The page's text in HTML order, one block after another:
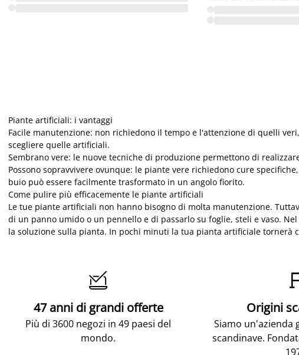
Piante artificiali: i vantaggi
Facile manutenzione: non richiedono il tempo e l'attenzione di quelli
scegliere quelle artificiali.
Sembrano vere: le nuove tecniche di produzione permettono di
Possono sopravvivere ovunque: le piante vere richiedono cure
buio può essere facilmente trasformato in un angolo fiorito.
Come pulire più efficacemente le piante artificiali
Le tue piante artificiali non hanno bisogno di molta manutenzione.
di un panno umido o un pennello e di passarlo su foglie, steli e vaso.
la soluzione sulla pianta. In pochi minuti la tua pianta artificiale tornerà

47 anni di grandi offerte
Più di 3600 negozi in 49 paesi del
mondo.
Origini
Siamo un'azienda
scandinave.